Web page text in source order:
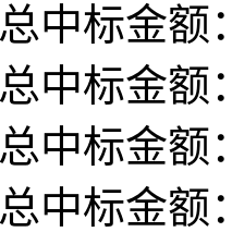
总中标金额
总中标金额
总中标金额
总中标金额